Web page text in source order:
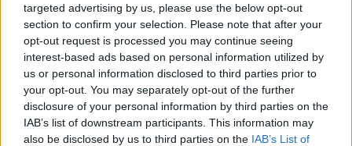
targeted advertising by us, please use the below opt-out
section to confirm your selection. Please note that after your
opt-out request is processed you may continue seeing
interest-based ads based on personal information utilized by
us or personal information disclosed to third parties prior to
your opt-out. You may separately opt-out of the further
disclosure of your personal information by third parties on the
IAB’s list of downstream participants. This information may
also be disclosed by us to third parties on the IAB’s List of